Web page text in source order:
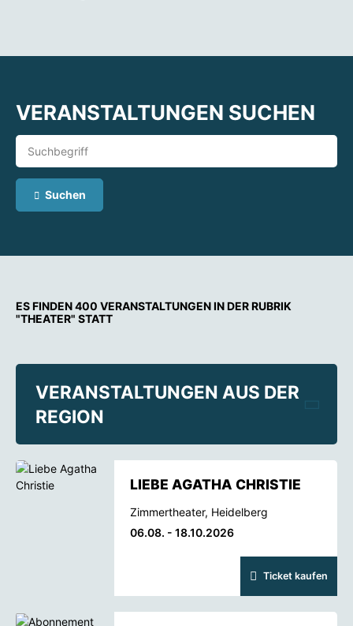
VERANSTALTUNGEN SUCHEN
Suchen
ES FINDEN 400 VERANSTALTUNGEN IN DER RUBRIK
"THEATER" STATT
VERANSTALTUNGEN AUS DER
REGION
LIEBE AGATHA CHRISTIE
Zimmertheater, Heidelberg
06.08. - 18.10.2026
Ticket kaufen